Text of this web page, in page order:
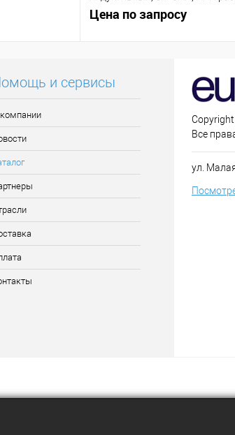
контакт (NC)
Цена по запросу
и сервисы
Все
ул.